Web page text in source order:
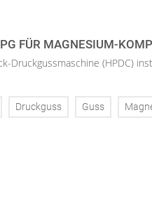
FÜR MAGNESIUM-
Druckgussmaschine (HPDC)
Druckguss Guss